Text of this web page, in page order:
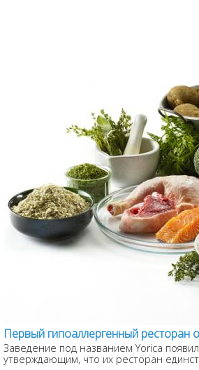
Первый гипоаллергенный ресторан
Заведение под названием Yorica
утверждающим, что их ресторан